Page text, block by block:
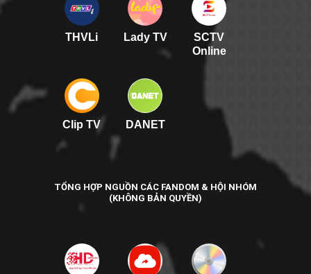
THVLi Lady TV
SCTV
Online
Clip TV DANET
TỔNG HỢP NGUỒN CÁC FANDOM & HỘI NHÓM
(KHÔNG BẢN QUYỀN)